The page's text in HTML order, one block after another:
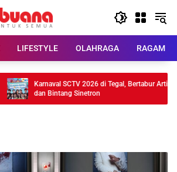
LIFESTYLE OLAHRAGA RAGAM
Karnaval SCTV 2026 di Tegal, Bertabur Artis
dan Bintang Sinetron